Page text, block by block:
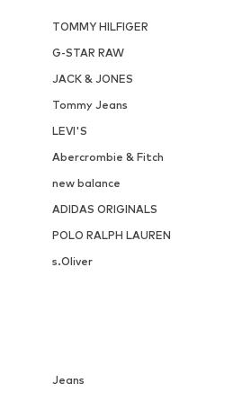
TOMMY HILFIGER
G-STAR RAW
JACK & JONES
Tommy Jeans
LEVI'S
Abercrombie & Fitch
new balance
ADIDAS ORIGINALS
POLO RALPH LAUREN
s.Oliver
Jeans